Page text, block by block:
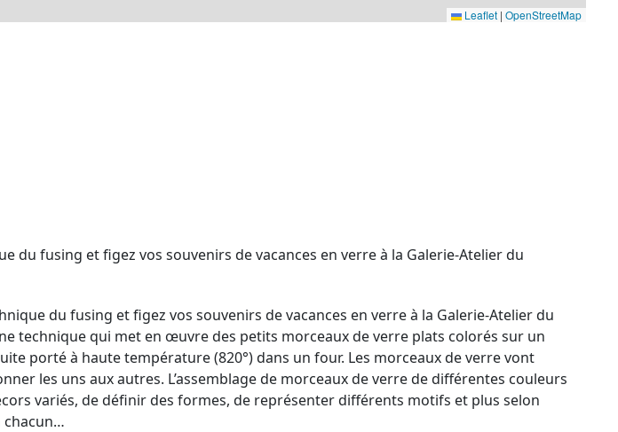
Leaflet | OpenStreetMap
du fusing et figez vos souvenirs de vacances en verre à la Galerie-Atelier du
du fusing et figez vos souvenirs de vacances en verre à la Galerie-Atelier du
technique qui met en œuvre des petits morceaux de verre plats colorés sur un
porté à haute température (820°) dans un four. Les morceaux de verre vont
les uns aux autres. L’assemblage de morceaux de verre de différentes couleurs
variés, de définir des formes, de représenter différents motifs et plus selon
chacun…